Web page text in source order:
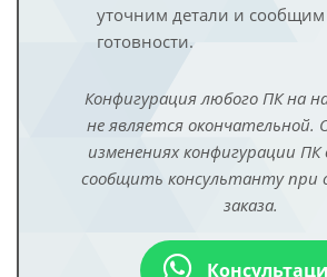
уточним детали и сообщим
готовности.
Конфигурация любого ПК на
не является окончательной.
изменениях конфигурации
сообщить консультанту при
заказа.